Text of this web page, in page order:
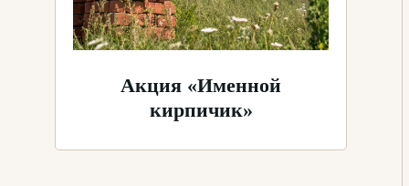
Акция «Именной
кирпичик»